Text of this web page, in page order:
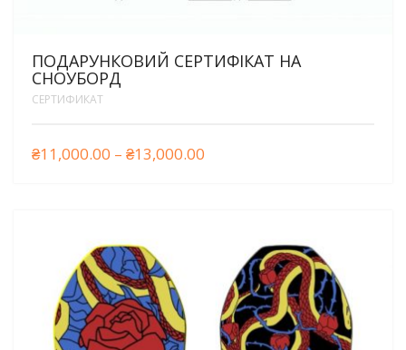
ПОДАРУНКОВИЙ СЕРТИФІКАТ НА
СНОУБОРД
СЕРТИФИКАТ
₴11,000.00 – ₴13,000.00